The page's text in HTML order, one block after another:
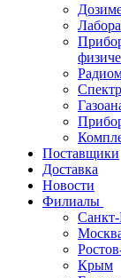
Поставщики
Доставка
Новости
Филиалы
Санкт-
Крым